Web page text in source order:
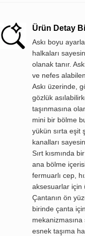
Ürün Detay
Askı boyu
halkaları
olanak tanır.
ve nefes
Askı üzerinde,
gözlük
taşınmasına
mini bir bölme
yükün sırta eşit
kanalları
Sırt kısmında
ana bölme
fermuarlı cep,
aksesuarlar için
Çantanın ön
birinde çanta
esnek taşıma